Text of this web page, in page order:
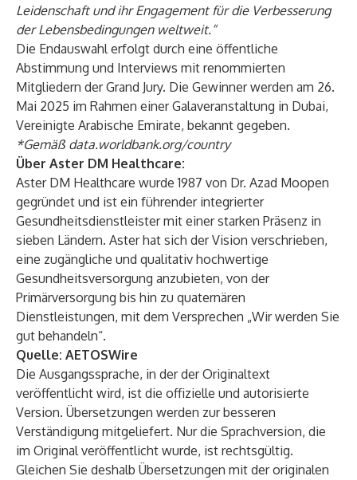
Leidenschaft und ihr Engagement für die Verbesserung
der Lebensbedingungen weltweit.“
Die Endauswahl erfolgt durch eine öffentliche
Abstimmung und Interviews mit renommierten
Mitgliedern der Grand Jury. Die Gewinner werden am 26.
Mai 2025 im Rahmen einer Galaveranstaltung in Dubai,
Vereinigte Arabische Emirate, bekannt gegeben.
*Gemäß data.worldbank.org/country
Über Aster DM Healthcare:
Aster DM Healthcare wurde 1987 von Dr. Azad Moopen
gegründet und ist ein führender integrierter
Gesundheitsdienstleister mit einer starken Präsenz in
sieben Ländern. Aster hat sich der Vision verschrieben,
eine zugängliche und qualitativ hochwertige
Gesundheitsversorgung anzubieten, von der
Primärversorgung bis hin zu quaternären
Dienstleistungen, mit dem Versprechen „Wir werden Sie
gut behandeln“.
Quelle: AETOSWire
Die Ausgangssprache, in der der Originaltext
veröffentlicht wird, ist die offizielle und autorisierte
Version. Übersetzungen werden zur besseren
Verständigung mitgeliefert. Nur die Sprachversion, die
im Original veröffentlicht wurde, ist rechtsgültig.
Gleichen Sie deshalb Übersetzungen mit der originalen